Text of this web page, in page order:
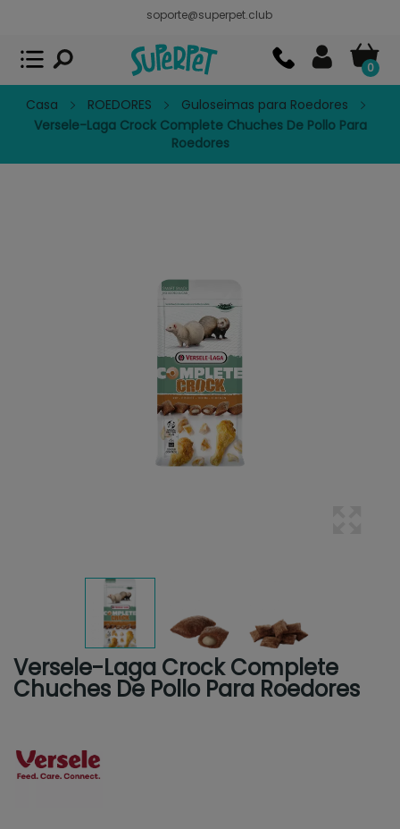
soporte@superpet.club
0
Casa ROEDORES
Guloseimas para Roedores
Versele-Laga Crock Complete Chuches De Pollo Para
Roedores
Versele-Laga Crock Complete
Chuches De Pollo Para Roedores
Superpet, comida para mascotas
APP GRATIS - En Google Play